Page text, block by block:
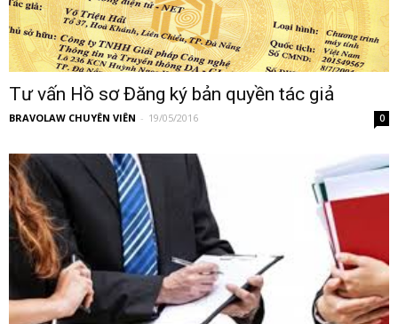
Tư vấn Hồ sơ Đăng ký bản quyền tác giả
BRAVOLAW CHUYÊN VIÊN - 19/05/2016 0